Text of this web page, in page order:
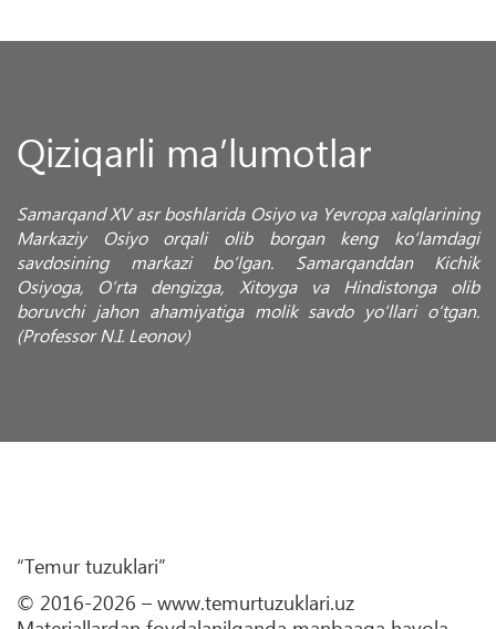
Qiziqarli ma’lumotlar
Samarqand XV asr boshlarida Osiyo va Yevropa xalqlarining
Markaziy Osiyo orqali olib borgan keng ko‘lamdagi
savdosining markazi bo‘lgan. Samarqanddan Kichik
Osiyoga, O‘rta dengizga, Xitoyga va Hindistonga olib
boruvchi jahon ahamiyatiga molik savdo yo‘llari o‘tgan.
(Professor N.I. Leonov)
“Temur tuzuklari”
© 2016-2026 – www.temurtuzuklari.uz